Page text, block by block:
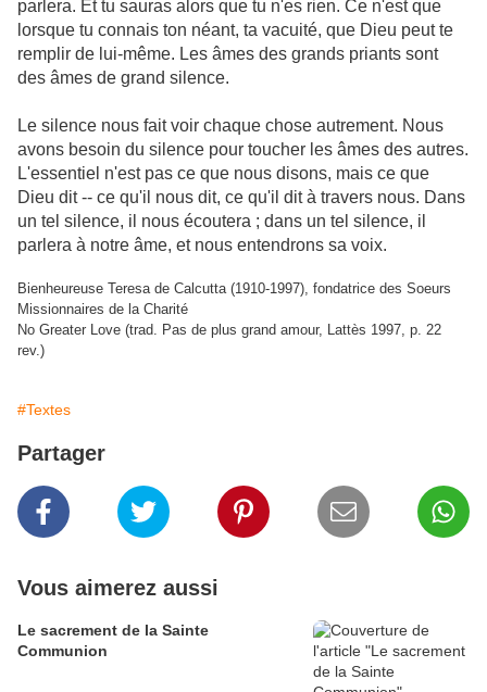
parlera. Et tu sauras alors que tu n'es rien. Ce n'est que
lorsque tu connais ton néant, ta vacuité, que Dieu peut te
remplir de lui-même. Les âmes des grands priants sont
des âmes de grand silence.
Le silence nous fait voir chaque chose autrement. Nous
avons besoin du silence pour toucher les âmes des autres.
L'essentiel n'est pas ce que nous disons, mais ce que
Dieu dit -- ce qu'il nous dit, ce qu'il dit à travers nous. Dans
un tel silence, il nous écoutera ; dans un tel silence, il
parlera à notre âme, et nous entendrons sa voix.
Bienheureuse Teresa de Calcutta (1910-1997), fondatrice des Soeurs
Missionnaires de la Charité
No Greater Love (trad. Pas de plus grand amour, Lattès 1997, p. 22
rev.)
#Textes
Partager
Vous aimerez aussi
Le sacrement de la Sainte
Communion